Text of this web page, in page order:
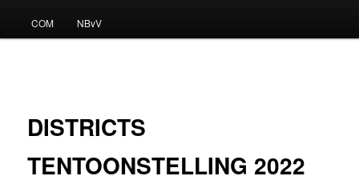
COM NBvV
DISTRICTS
TENTOONSTELLING 2022